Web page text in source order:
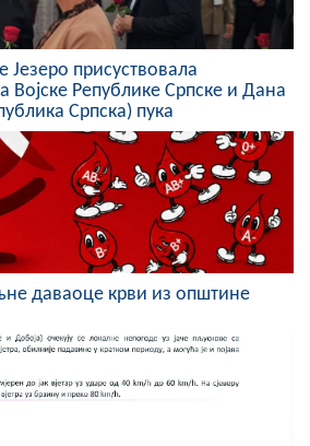
ФИНАНСИЈЕ
ПРИВРЕДА
присуствовала
Републике Српске и Дана
Српска) пука
даваоце крви из општине